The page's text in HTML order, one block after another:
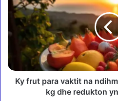
a
r
Ky frut para vaktit na
kg dhe redukton